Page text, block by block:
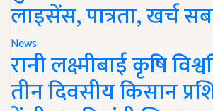
लाइसेंस, पात्रता, खर्च
News
रानी लक्ष्मीबाई कृषि
तीन दिवसीय किसान